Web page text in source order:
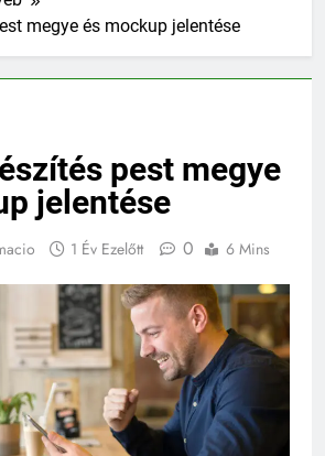
megye és mockup jelentése
pest megye
jelentése
1 Év Ezelőtt 0 6 Mins